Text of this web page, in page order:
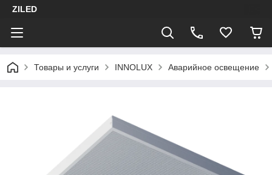
ZILED
Товары и услуги INNOLUX Аварийное освещение